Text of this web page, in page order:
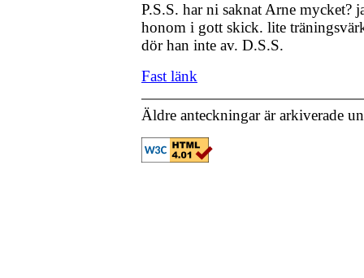
P.S.S. har ni saknat Arne mycket?
honom i gott skick. lite
dör han inte av. D.S.S.
Fast länk
Äldre anteckningar är arkiverade